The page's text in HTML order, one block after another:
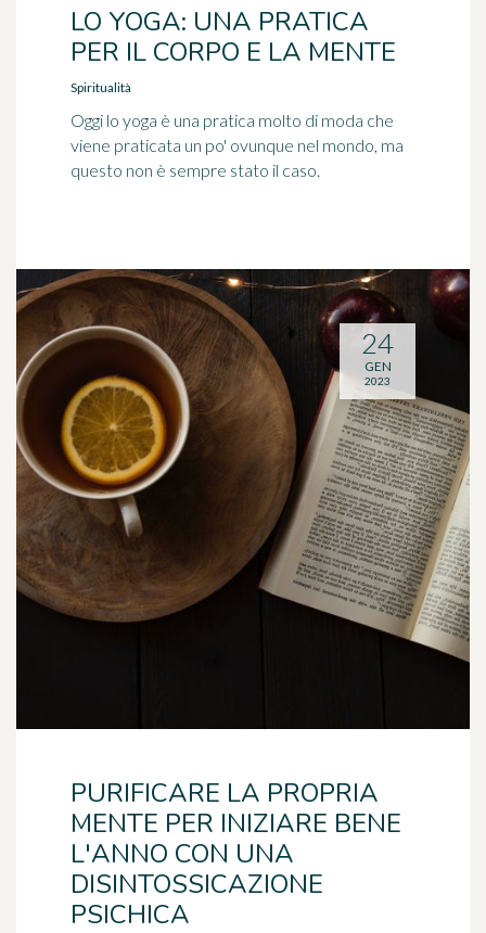
LO YOGA: UNA PRATICA
PER IL CORPO E LA MENTE
Spiritualità
Oggi lo yoga è una pratica molto di moda che
viene praticata un po' ovunque nel mondo, ma
questo non è sempre stato il caso.
PURIFICARE LA PROPRIA
MENTE PER INIZIARE BENE
L'ANNO CON UNA
DISINTOSSICAZIONE
PSICHICA
24
GEN
2023